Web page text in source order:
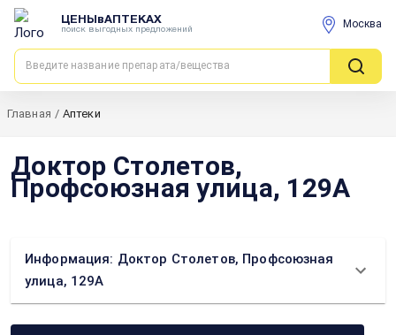
ЦЕНЫвАПТЕКАХ
поиск выгодных предложений Москва
Главная / Аптеки
Доктор Столетов,
Профсоюзная улица, 129А
Информация: Доктор Столетов, Профсоюзная
улица, 129А